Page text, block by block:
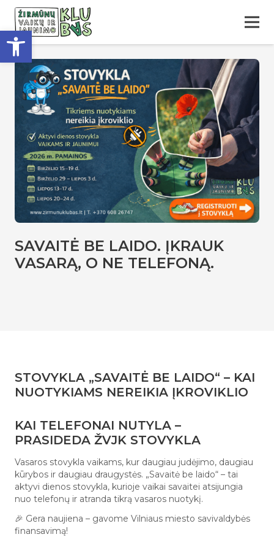
Open toolbar
SAVAITĖ BE LAIDO. ĮKRAUK
VASARĄ, O NE TELEFONĄ.
STOVYKLA „SAVAITĖ BE LAIDO“ – KAI
NUOTYKIAMS NEREIKIA ĮKROVIKLIO
KAI TELEFONAI NUTYLA –
PRASIDEDA ŽVJK STOVYKLA
Vasaros stovykla vaikams, kur daugiau judėjimo, daugiau
kūrybos ir daugiau draugystės. „Savaitė be laido“ – tai
aktyvi dienos stovykla, kurioje vaikai savaitei atsijungia
nuo telefonų ir atranda tikrą vasaros nuotykį.
🎉 Gera naujiena – gavome Vilniaus miesto savivaldybės
finansavimą!